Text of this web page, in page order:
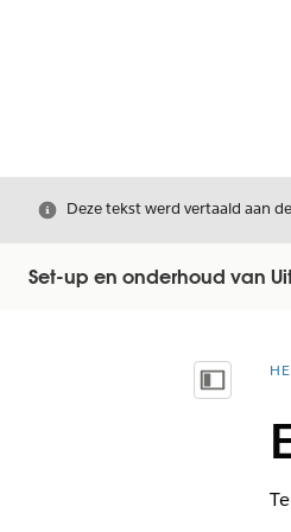
Sluiten
Deze tekst werd vertaald aan
Set-up en onderhoud van
U